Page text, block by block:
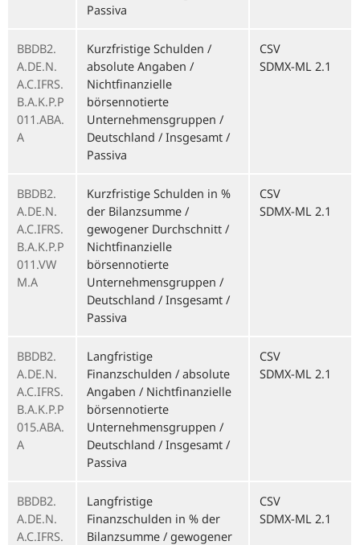
Passiva
BBDB2.
A.DE.N.
A.C.IFRS.
B.A.K.P.P
011.ABA.
A
Kurzfristige Schulden /
absolute Angaben /
Nichtfinanzielle
börsennotierte
Unternehmensgruppen /
Deutschland / Insgesamt /
Passiva
CSV
SDMX-ML 2.1
BBDB2.
A.DE.N.
A.C.IFRS.
B.A.K.P.P
011.VW
M.A
Kurzfristige Schulden in %
der Bilanzsumme /
gewogener Durchschnitt /
Nichtfinanzielle
börsennotierte
Unternehmensgruppen /
Deutschland / Insgesamt /
Passiva
CSV
SDMX-ML 2.1
BBDB2.
A.DE.N.
A.C.IFRS.
B.A.K.P.P
015.ABA.
A
Langfristige
Finanzschulden / absolute
Angaben / Nichtfinanzielle
börsennotierte
Unternehmensgruppen /
Deutschland / Insgesamt /
Passiva
CSV
SDMX-ML 2.1
BBDB2.
A.DE.N.
A.C.IFRS.
Langfristige
Finanzschulden in % der
Bilanzsumme / gewogener
CSV
SDMX-ML 2.1